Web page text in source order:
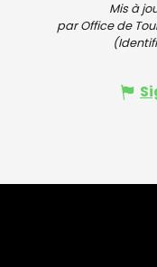
Mis à
par Office de